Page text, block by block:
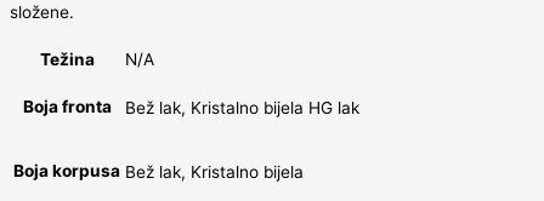
složene.
Težina N/A
Boja fronta Bež lak, Kristalno bijela HG lak
Boja korpusa Bež lak, Kristalno bijela